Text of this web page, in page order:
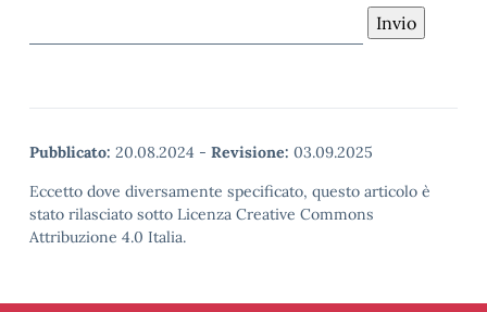
Pubblicato: 20.08.2024 - Revisione: 03.09.2025
Eccetto dove diversamente specificato, questo articolo è
stato rilasciato sotto Licenza Creative Commons
Attribuzione 4.0 Italia.